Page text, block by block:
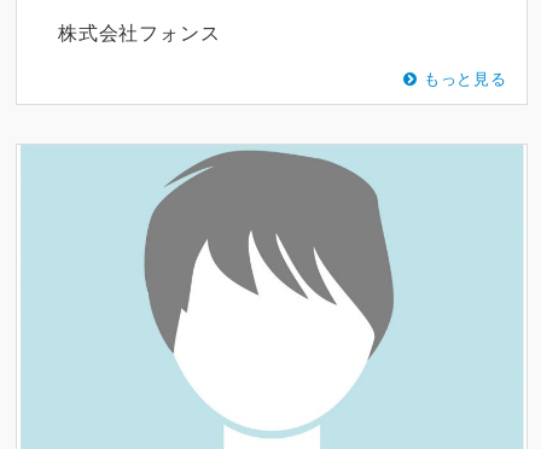
株式会社フォンス
もっと見る